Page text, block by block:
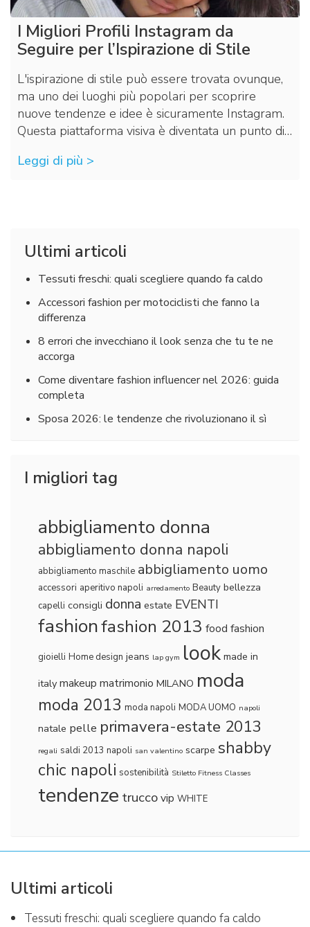
I Migliori Profili Instagram da
Seguire per l’Ispirazione di Stile
L'ispirazione di stile può essere trovata ovunque,
ma uno dei luoghi più popolari per scoprire
nuove tendenze e idee è sicuramente Instagram.
Questa piattaforma visiva è diventata un punto di…
Leggi di più >
Ultimi articoli
Tessuti freschi: quali scegliere quando fa caldo
Accessori fashion per motociclisti che fanno la
differenza
8 errori che invecchiano il look senza che tu te ne
accorga
Come diventare fashion influencer nel 2026: guida
completa
Sposa 2026: le tendenze che rivoluzionano il sì
I migliori tag
abbigliamento donna
abbigliamento donna napoli
abbigliamento maschile abbigliamento uomo
accessori aperitivo napoli arredamento Beauty bellezza
capelli consigli donna estate EVENTI
fashionfashion 2013 food fashion
gioielli Home design jeans lap gym look made in
italy makeup matrimonio MILANO moda
moda 2013 moda napoli MODA UOMO napoli
natale pelle primavera-estate 2013
regali saldi 2013 napoli san valentino scarpe shabby
chic napoli sostenibilità Stiletto Fitness Classes
tendenze truccovip WHITE
Ultimi articoli
Tessuti freschi: quali scegliere quando fa caldo